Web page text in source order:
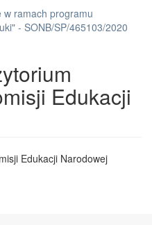
w ramach programu
- SONB/SP/465103/2020
Edukacji
Edukacji Narodowej